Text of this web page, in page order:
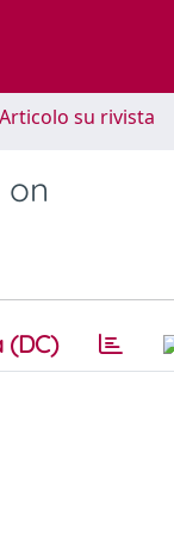
su rivista
on
(DC)